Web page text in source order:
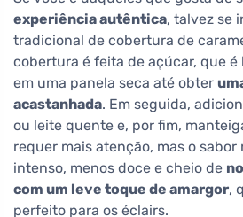
experiência autêntica, talvez se
tradicional de cobertura de
cobertura é feita de açúcar, que
em uma panela seca até obter
acastanhada. Em seguida,
ou leite quente e, por fim,
requer mais atenção, mas o
intenso, menos doce e cheio de
com um leve toque de amargor,
perfeito para os éclairs.